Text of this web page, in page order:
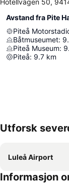
Hotellvägen 50,
Avstand fra Pite
Piteå
Båtmuseumet:
Piteå Museum:
Piteå: 9.7 km
Utforsk
Luleå Airport
Informasjon